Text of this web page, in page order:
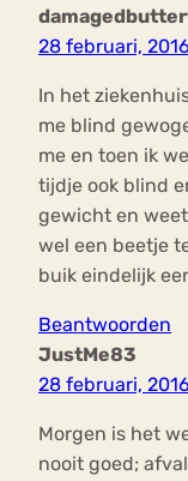
28 februari, 2016
In het
me blind
me en toen ik
tijdje ook blind
gewicht en
wel een beetje
buik eindelijk
Beantwoorden
JustMe83
28 februari, 2016
Morgen is het
nooit goed;